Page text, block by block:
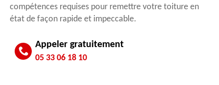
compétences requises pour remettre votre toiture en
état de façon rapide et impeccable.
Appeler gratuitement
05 33 06 18 10